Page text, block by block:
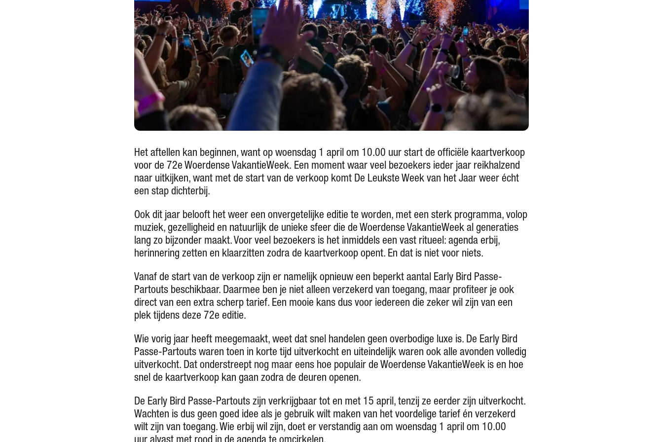
Het aftellen kan beginnen, want op woensdag 1 april om 10.00 uur start de officiële kaartverkoop
voor de 72e Woerdense VakantieWeek. Een moment waar veel bezoekers ieder jaar reikhalzend
naar uitkijken, want met de start van de verkoop komt De Leukste Week van het Jaar weer écht
een stap dichterbij.
Ook dit jaar belooft het weer een onvergetelijke editie te worden, met een sterk programma, volop
muziek, gezelligheid en natuurlijk de unieke sfeer die de Woerdense VakantieWeek al generaties
lang zo bijzonder maakt. Voor veel bezoekers is het inmiddels een vast ritueel: agenda erbij,
herinnering zetten en klaarzitten zodra de kaartverkoop opent. En dat is niet voor niets.
Vanaf de start van de verkoop zijn er namelijk opnieuw een beperkt aantal Early Bird Passe-
Partouts beschikbaar. Daarmee ben je niet alleen verzekerd van toegang, maar profiteer je ook
direct van een extra scherp tarief. Een mooie kans dus voor iedereen die zeker wil zijn van een
plek tijdens deze 72e editie.
Wie vorig jaar heeft meegemaakt, weet dat snel handelen geen overbodige luxe is. De Early Bird
Passe-Partouts waren toen in korte tijd uitverkocht en uiteindelijk waren ook alle avonden volledig
uitverkocht. Dat onderstreept nog maar eens hoe populair de Woerdense VakantieWeek is en hoe
snel de kaartverkoop kan gaan zodra de deuren openen.
De Early Bird Passe-Partouts zijn verkrijgbaar tot en met 15 april, tenzij ze eerder zijn uitverkocht.
Wachten is dus geen goed idee als je gebruik wilt maken van het voordelige tarief én verzekerd
wilt zijn van toegang. Wie erbij wil zijn, doet er verstandig aan om woensdag 1 april om 10.00